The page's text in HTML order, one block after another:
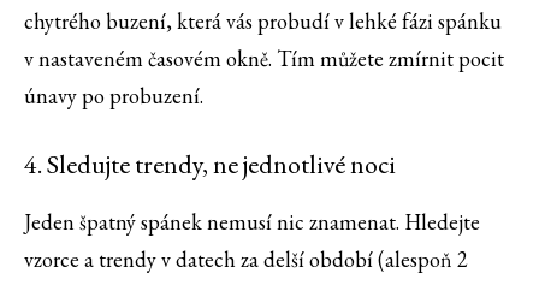
chytrého buzení, která vás probudí v lehké fázi spánku
v nastaveném časovém okně. Tím můžete zmírnit pocit
únavy po probuzení.
4. Sledujte trendy, ne jednotlivé noci
Jeden špatný spánek nemusí nic znamenat. Hledejte
vzorce a trendy v datech za delší období (alespoň 2